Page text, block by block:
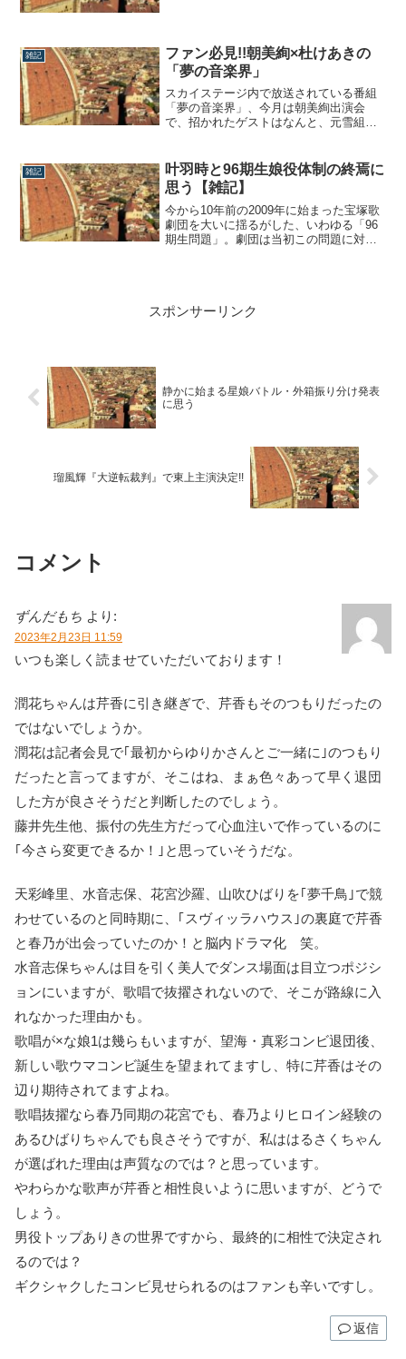
を支えてこられた方から最近ファンにな
った方まで、私たちもハッとさせられる
ような鋭いご...
雑記
ファン必見!!朝美絢×杜けあきの
「夢の音楽界」
スカイステージ内で放送されている番組
「夢の音楽界」、今月は朝美絢出演会
で、招かれたゲストはなんと、元雪組ト
思います。ファン必見!!朝美絢×杜けあき
さて、この番組のコンセプトは、「憧れ
の人とデュエットしてみたい…そんな想
いを叶...
雑記
叶羽時と96期生娘役体制の終焉に
思う【雑記】
今から10年前の2009年に始まった宝塚歌
劇団を大いに揺るがした、いわゆる「96
期生問題」。劇団は当初この問題に対し
ようものならファンから猛批判が起こ
スポンサーリンク
静かに始まる星娘バトル・外箱振り分け発表
に思う
瑠風輝『大逆転裁判』で東上主演決定!!
コメント
ずんだもち より:
2023年2月23日 11:59
いつも楽しく読ませていただいております！
潤花ちゃんは芹香に引き継ぎで、芹香もそのつもりだったの
ではないでしょうか。
潤花は記者会見で｢最初からゆりかさんとご一緒に｣のつもり
だったと言ってますが、そこはね、まぁ色々あって早く退団
した方が良さそうだと判断したのでしょう。
藤井先生他、振付の先生方だって心血注いで作っているのに
｢今さら変更できるか！｣と思っていそうだな。
天彩峰里、水音志保、花宮沙羅、山吹ひばりを｢夢千鳥｣で競
わせているのと同時期に、｢スヴィッラハウス｣の裏庭で芹香
と春乃が出会っていたのか！と脳内ドラマ化 笑。
水音志保ちゃんは目を引く美人でダンス場面は目立つポジシ
ョンにいますが、歌唱で抜擢されないので、そこが路線に入
れなかった理由かも。
歌唱が×な娘1は幾らもいますが、望海・真彩コンビ退団後、
新しい歌ウマコンビ誕生を望まれてますし、特に芹香はその
辺り期待されてますよね。
歌唱抜擢なら春乃同期の花宮でも、春乃よりヒロイン経験の
あるひばりちゃんでも良さそうですが、私ははるさくちゃん
が選ばれた理由は声質なのでは？と思っています。
やわらかな歌声が芹香と相性良いように思いますが、どうで
しょう。
男役トップありきの世界ですから、最終的に相性で決定され
るのでは？
ギクシャクしたコンビ見せられるのはファンも辛いですし。
返信